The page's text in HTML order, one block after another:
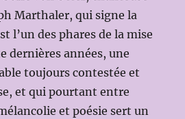
Marthaler, qui signe la
l’un des phares de la mise
dernières années, une
toujours contestée et
et qui pourtant entre
et poésie sert un